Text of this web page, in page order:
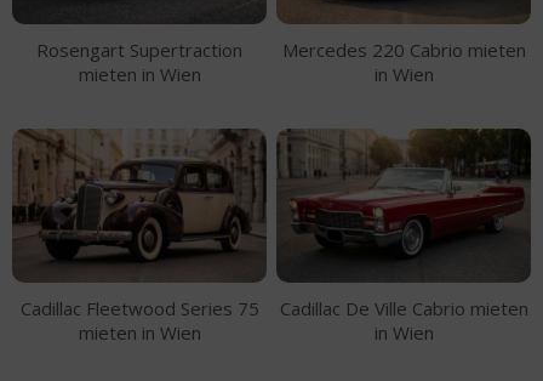
Rosengart Supertraction
mieten in Wien
Mercedes 220 Cabrio mieten
in Wien
Cadillac Fleetwood Series 75
mieten in Wien
Cadillac De Ville Cabrio mieten
in Wien